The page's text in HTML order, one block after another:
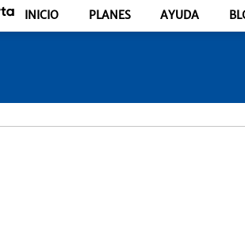
INICIO PLANES AYUDA